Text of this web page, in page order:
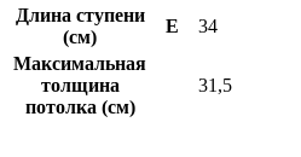
Длина ступени
(см)
Е
34
Максимальная
толщина
потолка (см)
31,5